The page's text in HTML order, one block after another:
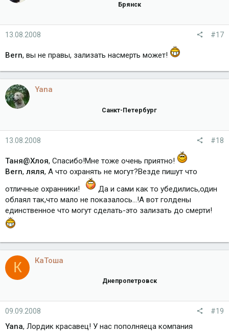
Брянск
13.08.2008 #17
Bern, вы не правы, зализать насмерть может!
Yana
Санкт-Петербург
13.08.2008 #18
Таня@Хлоя, Спасибо!Мне тоже очень приятно!
Bern, ляля, А что охранять не могут?Везде пишут что
отличные охранники!
Да и сами как то убедились,один
облаял так,что мало не показалось...!А вот голдены
единственное что могут сделать-это зализать до смерти!
К КаТоша
Днепропетровск
09.09.2008 #19
Yana, Лордик красавец! У нас пополняеца компания